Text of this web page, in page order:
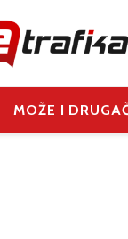
MOŽE I